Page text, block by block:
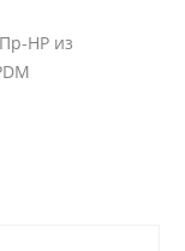
НР из